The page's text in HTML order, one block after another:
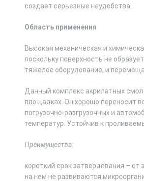
создает серьезные неудобства.
Область применения
Высокая механическая и
поскольку поверхность не
тяжелое оборудование, и
Данный комплекс акрилатных смол
площадках. Он хорошо переносит
погрузочно-разгрузочных и
температур. Устойчив к
Преимущества:
короткий срок затвердевания – от
на нем не развиваются